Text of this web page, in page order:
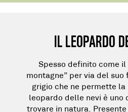
IL LEOPARDO
Spesso definito come
montagne” per via del
grigio che ne permette
leopardo delle nevi è uno
trovare in natura.